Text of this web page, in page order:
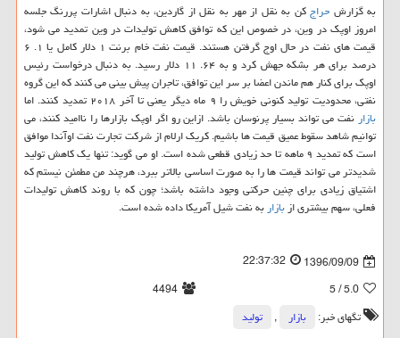
به گزارش حراجكن به نقل از مهر به نقل از گاردین، به دنبال اشارات پررنگ جلسه
امروز اوپك در وین، در خصوص این كه توافق كاهش تولیدات در وین تمدید می شود،
قیمت های نفت در حال اوج گرفتن هستند. قیمت نفت خام برنت ۱ دلار كامل یا ۱. ۶
درصد برای هر بشكه جهش كرد و به ۶۴. ۱۱ دلار رسید. به دنبال درخواست رئیس
اوپك برای كنار هم ماندن اعضا بر سر این توافق، تاجران پیش بینی می كنند كه این گروه
نفتی، محدودیت تولید كنونی خویش را ۹ ماه دیگر یعنی تا آخر ۲۰۱۸ تمدید كنند. اما
بازارنفت می تواند بسیار پرنوسان باشد. ازاین رو اگر اوپك بازارها را ناامید كنند، می
توانیم شاهد سقوط عمیق قیمت ها باشیم. كریك ارلام از شركت تجارت نفت اوآندا موافق
است كه تمدید ۹ ماهه تا حد زیادی قطعی شده است. او می گوید: تنها یك كاهش تولید
شدیدتر می تواند قیمت ها را به صورت اساسی بالاتر ببرد، هرچند من مطمئن نیستم كه
اشتیاق زیادی برای چنین حركتی وجود داشته باشد؛ چون كه با روند كاهش تولیدات
فعلی، سهم بیشتری ازبازاربه نفت شیل آمریكا داده شده است.
1396/09/09
22:37:32
5.0
/ 5
4494
تگهای خبر:
بازار ,
تولید